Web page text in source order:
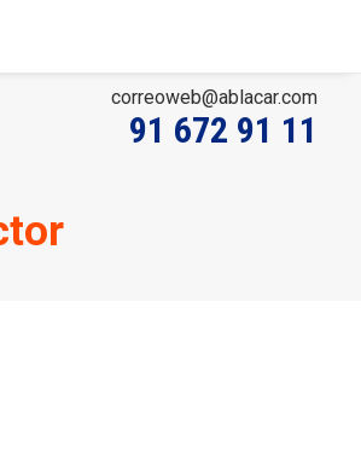
correoweb@ablacar.com
91 672 91 11